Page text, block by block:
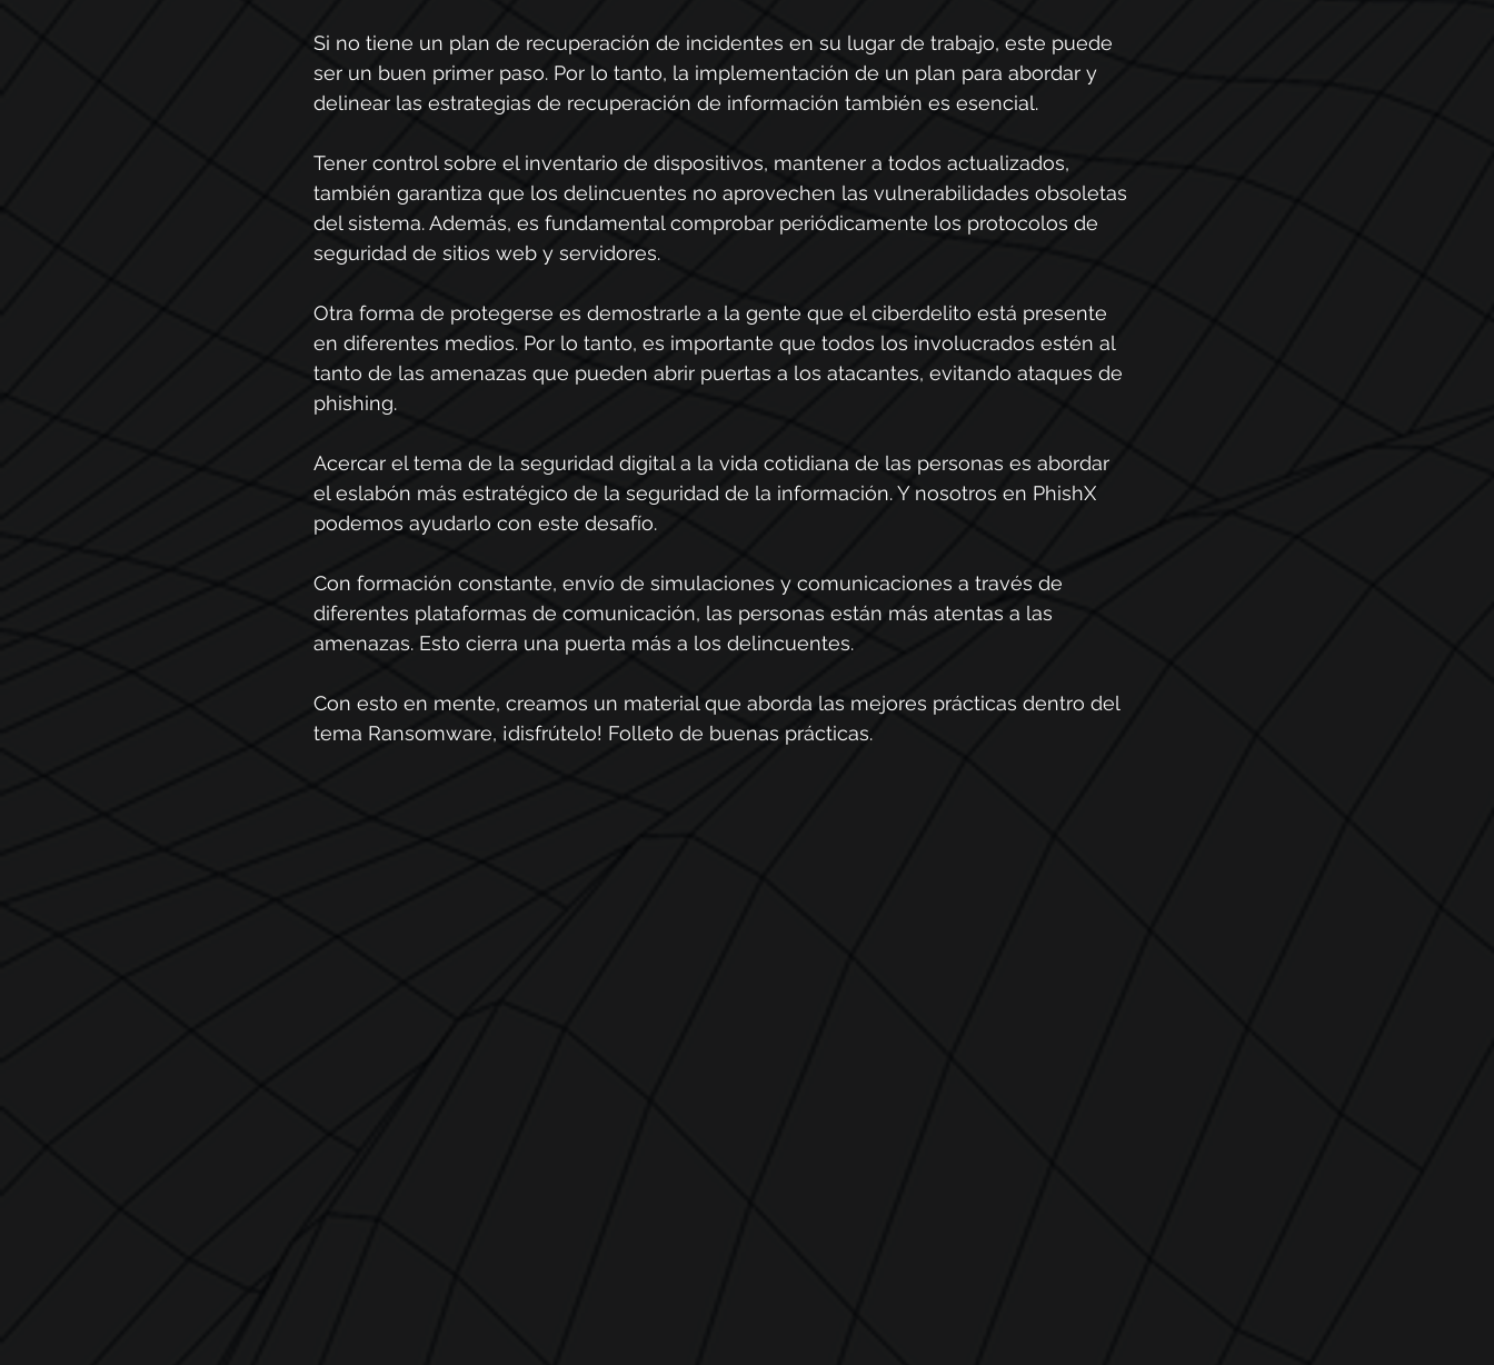
Si no tiene un plan de recuperación de incidentes en su lugar de trabajo, este puede
ser un buen primer paso. Por lo tanto, la implementación de un plan para abordar y
delinear las estrategias de recuperación de información también es esencial.
Tener control sobre el inventario de dispositivos, mantener a todos actualizados,
también garantiza que los delincuentes no aprovechen las vulnerabilidades obsoletas
del sistema. Además, es fundamental comprobar periódicamente los protocolos de
seguridad de sitios web y servidores.
Otra forma de protegerse es demostrarle a la gente que el ciberdelito está presente
en diferentes medios. Por lo tanto, es importante que todos los involucrados estén al
tanto de las amenazas que pueden abrir puertas a los atacantes, evitando ataques de
phishing.
Acercar el tema de la seguridad digital a la vida cotidiana de las personas es abordar
el eslabón más estratégico de la seguridad de la información. Y nosotros en PhishX
podemos ayudarlo con este desafío.
Con formación constante, envío de simulaciones y comunicaciones a través de
diferentes plataformas de comunicación, las personas están más atentas a las
amenazas. Esto cierra una puerta más a los delincuentes.
Con esto en mente, creamos un material que aborda las mejores prácticas dentro del
tema Ransomware, ¡disfrútelo! Folleto de buenas prácticas.